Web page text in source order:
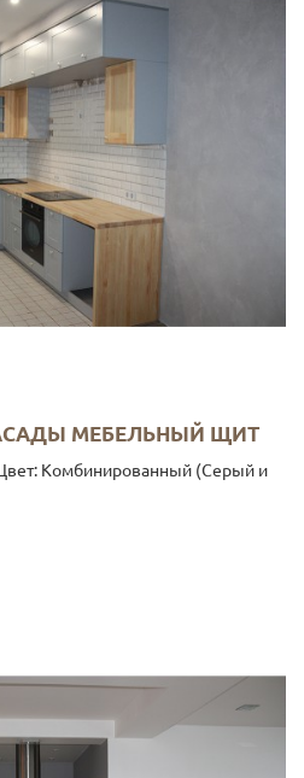
МЕБЕЛЬНЫЙ ЩИТ
Комбинированный (Серый и